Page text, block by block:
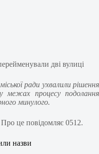
ради ухвалили рішення
межах процесу подолання
минулого.
це повідомляє 0512.
назви